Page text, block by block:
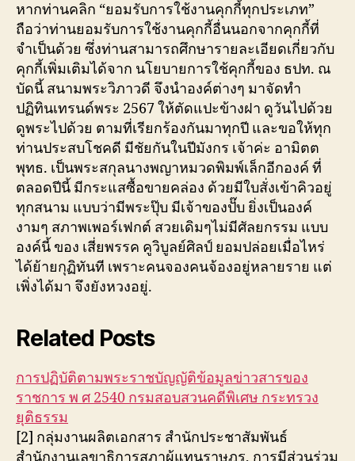
หากท่านคลิก “ยอมรับการใช้งานคุกกี้ทุกประเภท”
ถือว่าท่านยอมรับการใช้งานคุกกี้อื่นนอกจากคุกกี้ที่
จำเป็นด้วย ซึ่งท่านสามารถศึกษารายละเอียดเกี่ยวกับ
คุกกี้เพิ่มเติมได้จาก นโยบายการใช้คุกกี้ของ ธปท. ณ
บัดนี้ สนามพระวิภาวดี จึงนำองค์ต่างๆ มาจัดทำ
ปฏิทินเทรนด์พระ 2567 ให้ตัดแปะข้างฝา ดูวันไปด้วย
ดูพระไปด้วย ตามที่เรียกร้องกันมาทุกปี และขอให้ทุก
ท่านประสบโชคดี มีชัยกันในปีมังกร เจ้าค่ะ อามิตต
พุทธ. เป็นพระสกุลนางพญาหมวดพิมพ์เล็กอีกองค์ ที่
ตลอดปีนี้ มีกระแสซื้อขายคล่อง ด้วยมีใบสั่งเข้าคิวอยู่
ทุกสนาม แบบว่ามีพระปุ๊บ มีเจ้าของปั๊บ ยิ่งเป็นองค์
งามๆ สภาพเพอร์เฟกต์ สวยเดิมๆไม่มีศัลยกรรม แบบ
องค์นี้ ของ เสี่ยพรรค คูวิบูลย์ศิลป์ ยอมปล่อยเมื่อไหร่
ได้ย้ายกุฏิทันที เพราะคนจองคนจ้องอยู่หลายราย แต่
เพิ่งได้มา จึงยังหวงอยู่.
Related Posts
การปฏิบัติตามพระราชบัญญัติข้อมูลข่าวสารของ
ราชการ พ ศ 2540 กรมสอบสวนคดีพิเศษ กระทรวง
ยุติธรรม
[2] กลุ่มงานผลิตเอกสาร สำนักประชาสัมพันธ์